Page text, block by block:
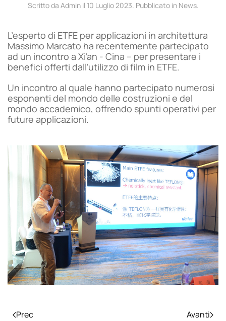
Scritto da Admin il 10 Luglio 2023. Pubblicato in News.
L’esperto di ETFE per applicazioni in architettura
Massimo Marcato ha recentemente partecipato
ad un incontro a Xi’an - Cina – per presentare i
benefici offerti dall’utilizzo di film in ETFE.
Un incontro al quale hanno partecipato numerosi
esponenti del mondo delle costruzioni e del
mondo accademico, offrendo spunti operativi per
future applicazioni.
Prec Avanti